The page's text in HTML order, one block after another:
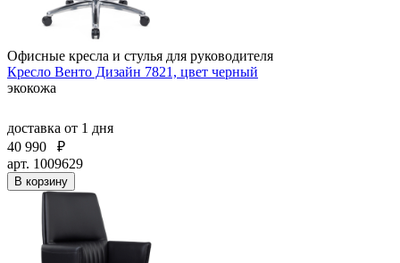
Офисные кресла и стулья для руководителя
Кресло Венто Дизайн 7821, цвет черный
экокожа
доставка от 1 дня
40 990
₽
арт. 1009629
В корзину